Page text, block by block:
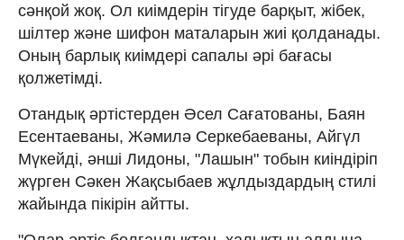
сәнқой жоқ. Ол киімдерін тігуде барқыт, жібек,
шілтер және шифон маталарын жиі қолданады.
Оның барлық киімдері сапалы әрі бағасы
қолжетімді.
Отандық әртістерден Әсел Сағатованы, Баян
Есентаеваны, Жәмилә Серкебаеваны, Айгүл
Мүкейді, әнші Лидоны, "Лашын" тобын киіндіріп
жүрген Сәкен Жақсыбаев жұлдыздардың стилі
жайында пікірін айтты.